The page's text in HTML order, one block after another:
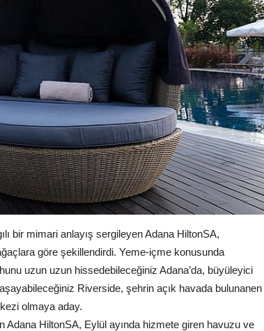
bir mimari anlayış sergileyen Adana HiltonSA,
göre şekillendirdi. Yeme-içme konusunda
uzun uzun hissedebileceğiniz Adana’da, büyüleyici
Riverside, şehrin açık havada bulunanen
olmaya aday.
Adana HiltonSA, Eylül ayında hizmete giren havuzu ve